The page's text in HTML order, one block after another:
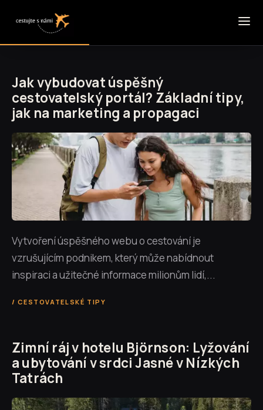
Jak vybudovat úspěšný
cestovatelský portál? Základní tipy,
jak na marketing a propagaci
Vytvoření úspěšného webu o cestování je
vzrušujícím podnikem, který může nabídnout
inspiraci a užitečné informace milionům lidí,...
CESTOVATELSKÉ TIPY
Zimní ráj v hotelu Björnson: Lyžování
a ubytování v srdci Jasné v Nízkých
Tatrách